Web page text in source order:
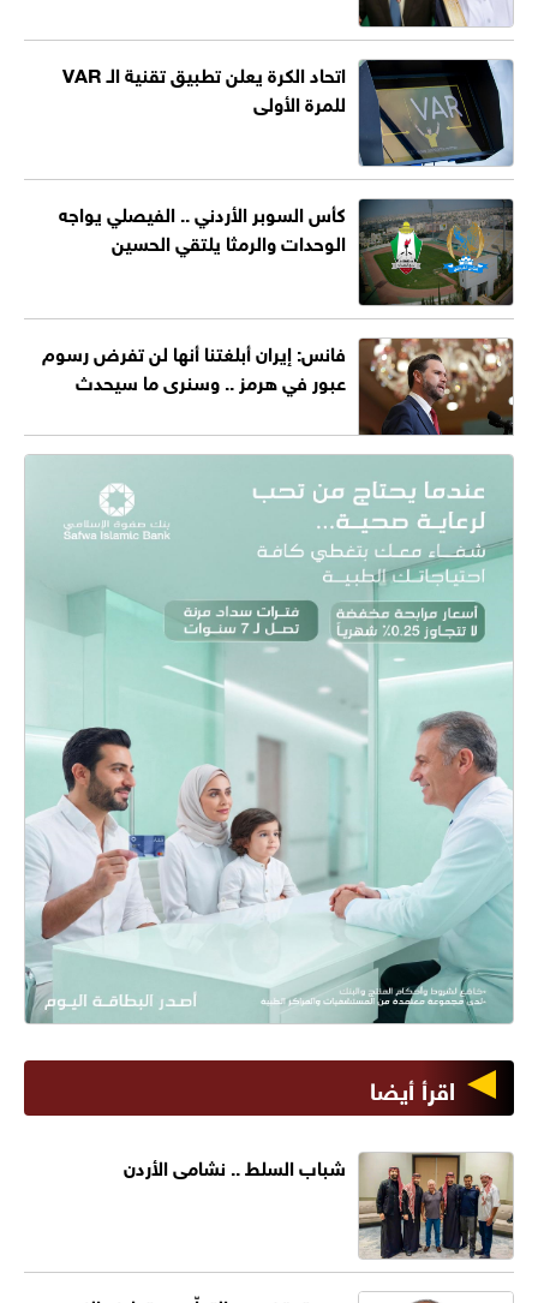
اتحاد الكرة يعلن تطبيق تقنية الـ VAR
للمرة الأولى
كأس السوبر الأردني .. الفيصلي يواجه
الوحدات والرمثا يلتقي الحسين
فانس: إيران أبلغتنا أنها لن تفرض رسوم
عبور في هرمز .. وسنرى ما سيحدث
اقرأ أيضا
شباب السلط .. نشامى الأردن